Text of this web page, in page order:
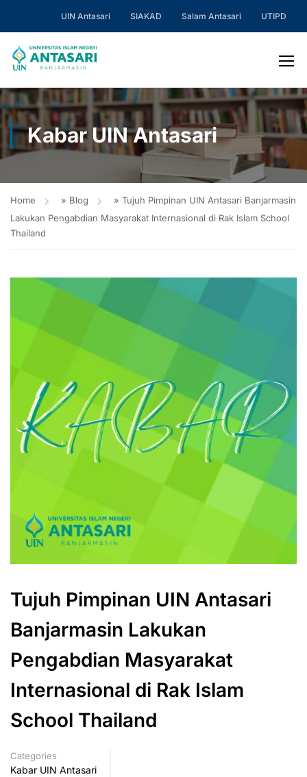
UIN Antasari SIAKAD Salam Antasari UTIPD
Kabar UIN Antasari
Home » Blog » Tujuh Pimpinan UIN Antasari Banjarmasin
Lakukan Pengabdian Masyarakat Internasional di Rak Islam School
Thailand
Tujuh Pimpinan UIN Antasari
Banjarmasin Lakukan
Pengabdian Masyarakat
Internasional di Rak Islam
School Thailand
Categories
Kabar UIN Antasari